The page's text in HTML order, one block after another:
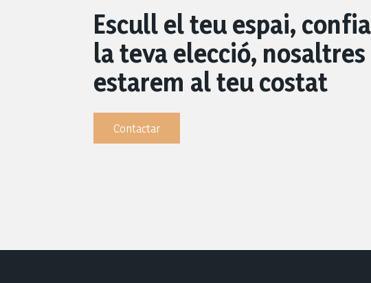
Escull el teu espai,
la teva elecció, nosaltres
estarem al teu costat
Contactar